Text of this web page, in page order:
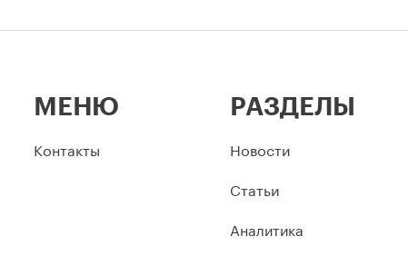
МЕНЮ
Контакты
РАЗДЕЛЫ
Новости
Статьи
Аналитика